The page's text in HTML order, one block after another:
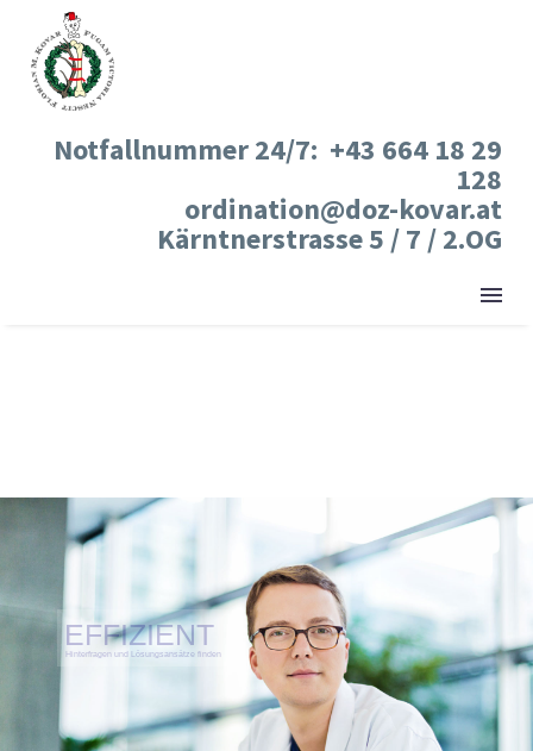
Notfallnummer 24/7: +43 664 18 29
128
ordination@doz-kovar.at
Kärntnerstrasse 5 / 7 / 2.OG